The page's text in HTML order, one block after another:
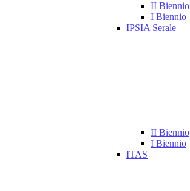
II Biennio
I Biennio
IPSIA Serale
II Biennio
I Biennio
ITAS